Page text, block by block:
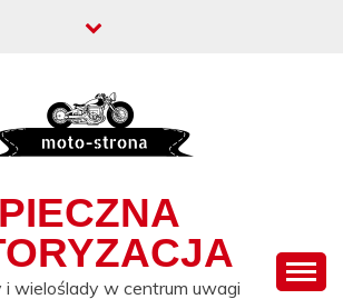
i wieloślady w centrum uwagi